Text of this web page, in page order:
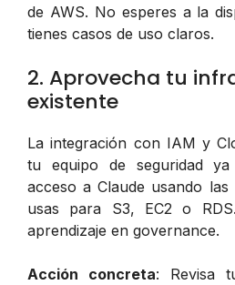
de AWS. No esperes a la
tienes casos de uso claros.
2. Aprovecha tu
existente
La integración con IAM y
tu equipo de seguridad
acceso a Claude usando las
usas para S3, EC2 o
aprendizaje en governance.
Acción concreta: Revisa